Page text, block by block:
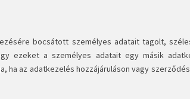
bocsátott személyes adatait tagolt,
ezeket a személyes adatait egy másik
ha az adatkezelés hozzájáruláson vagy